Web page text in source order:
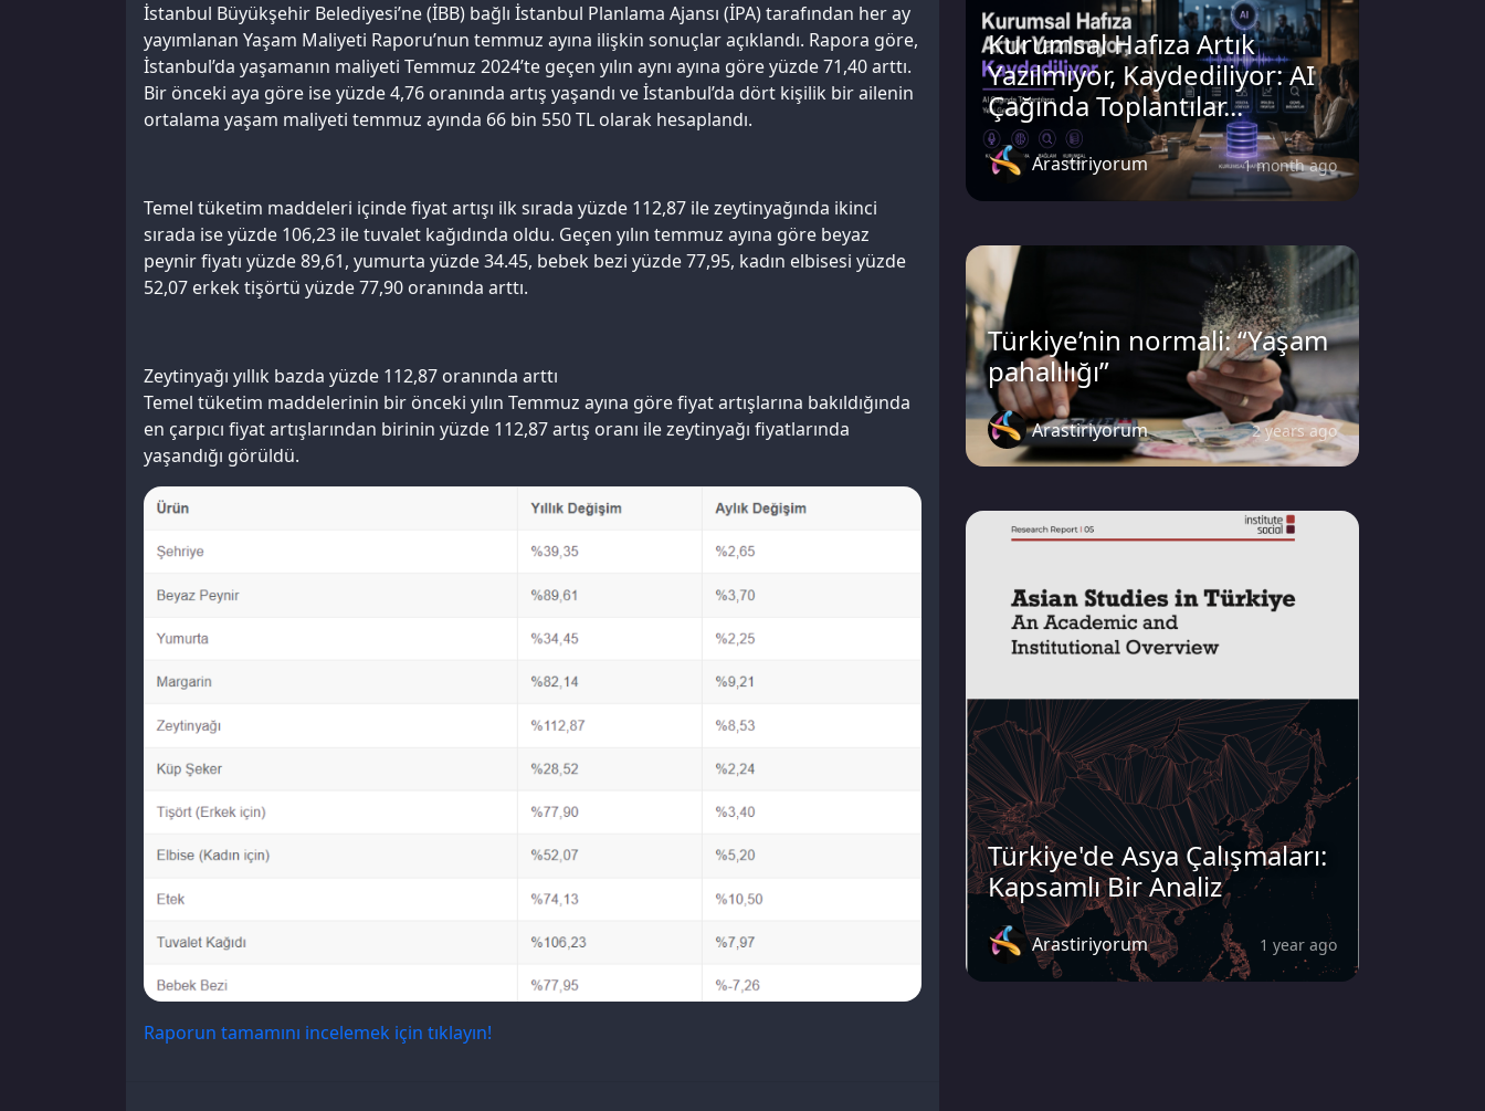
İstanbul Büyükşehir Belediyesi’ne (İBB) bağlı İstanbul Planlama Ajansı (İPA) tarafından her ay
yayımlanan Yaşam Maliyeti Raporu’nun temmuz ayına ilişkin sonuçlar açıklandı. Rapora göre,
İstanbul’da yaşamanın maliyeti Temmuz 2024’te geçen yılın aynı ayına göre yüzde 71,40 arttı.
Bir önceki aya göre ise yüzde 4,76 oranında artış yaşandı ve İstanbul’da dört kişilik bir ailenin
ortalama yaşam maliyeti temmuz ayında 66 bin 550 TL olarak hesaplandı.
Temel tüketim maddeleri içinde fiyat artışı ilk sırada yüzde 112,87 ile zeytinyağında ikinci
sırada ise yüzde 106,23 ile tuvalet kağıdında oldu. Geçen yılın temmuz ayına göre beyaz
peynir fiyatı yüzde 89,61, yumurta yüzde 34.45, bebek bezi yüzde 77,95, kadın elbisesi yüzde
52,07 erkek tişörtü yüzde 77,90 oranında arttı.
Zeytinyağı yıllık bazda yüzde 112,87 oranında arttı
Temel tüketim maddelerinin bir önceki yılın Temmuz ayına göre fiyat artışlarına bakıldığında
en çarpıcı fiyat artışlarından birinin yüzde 112,87 artış oranı ile zeytinyağı fiyatlarında
yaşandığı görüldü.
Raporun tamamını incelemek için tıklayın!
Kurumsal Hafıza Artık
Yazılmıyor, Kaydediliyor: AI
Çağında Toplantılar...
Arastiriyorum 1 month ago
Türkiye’nin normali: “Yaşam
pahalılığı”
Arastiriyorum 2 years ago
Türkiye'de Asya Çalışmaları:
Kapsamlı Bir Analiz
Arastiriyorum 1 year ago